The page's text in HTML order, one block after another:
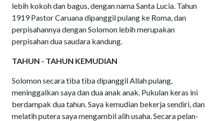
lebih kokoh dan bagus, dengan nama Santa Lucia. Tahun
1919 Pastor Caruana dipanggil pulang ke Roma, dan
perpisahannya dengan Solomon lebih merupakan
perpisahan dua saudara kandung.
TAHUN - TAHUN KEMUDIAN
Solomon secara tiba tiba dipanggil Allah pulang,
meninggalkan saya dan dua anak anak. Pukulan keras ini
berdampak dua tahun. Saya kemudian bekerja sendiri, dan
melatih putera saya mengambil alih usaha. Secara pelan-